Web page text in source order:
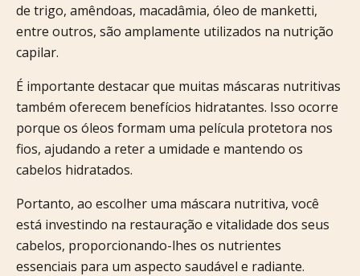
de trigo, amêndoas, macadâmia, óleo de manketti,
entre outros, são amplamente utilizados na nutrição
capilar.
É importante destacar que muitas máscaras nutritivas
também oferecem benefícios hidratantes. Isso ocorre
porque os óleos formam uma película protetora nos
fios, ajudando a reter a umidade e mantendo os
cabelos hidratados.
Portanto, ao escolher uma máscara nutritiva, você
está investindo na restauração e vitalidade dos seus
cabelos, proporcionando-lhes os nutrientes
essenciais para um aspecto saudável e radiante.